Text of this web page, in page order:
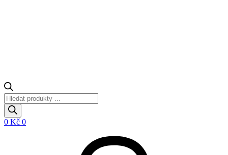
Products
search
0 Kč 0